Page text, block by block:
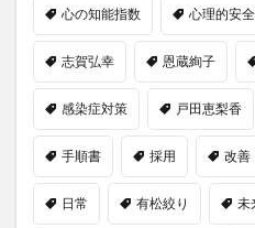
心の知能指数 心理的安
志賀弘幸 恩蔵絢子
感染症対策 戸田恵梨香
手順書 採用 改善
日常 有松絞り 未